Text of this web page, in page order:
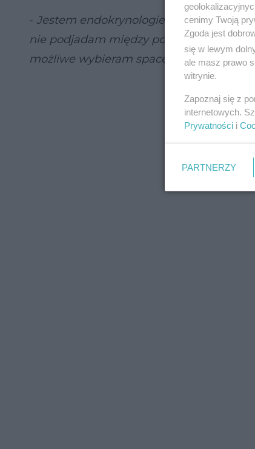
- Jestem endokrynologiem, to oczywiste,
nie podjadam między posiłkami. To
możliwe wybieram spacer zamiast jazdy
cenimy Twoją
Zgoda jest
się w lewym
ale masz prawo
witrynie.
Zapoznaj się z
internetowych.
Prywatności i
PARTNERZY